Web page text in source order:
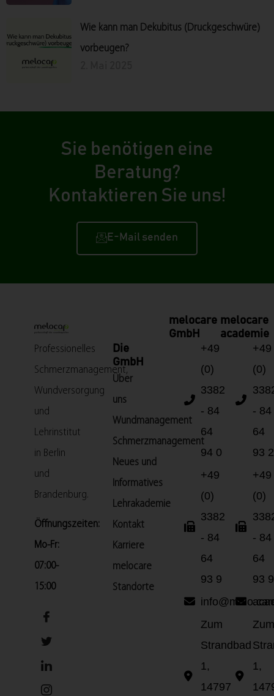
Wie kann man Dekubitus (Druckgeschwüre)
vorbeugen?
Sie benötigen eine
Beratung?
Kontaktieren Sie uns!
E-Mail senden
Professionelles
Schmerzmanagement,
Wundversorgung
und
Lehrinstitut
in Berlin
und
Brandenburg.
Öffnungszeiten:
Mo-Fr:
07:00-
15:00
Die
GmbH
Über
uns
Wundmanagement
Schmerzmanagement
Neues und
Informatives
Lehrakademie
Kontakt
Karriere
melocare
Standorte
melocare
GmbH
+49
(0)
3382
- 84
64
94 0
+49
(0)
3382
- 84
64
93 9
Zum
Strandbad
1,
14797
melocare
academie
+49
(0)
- 84
64
93 2
+49
(0)
- 84
64
93 9
Zum
1,